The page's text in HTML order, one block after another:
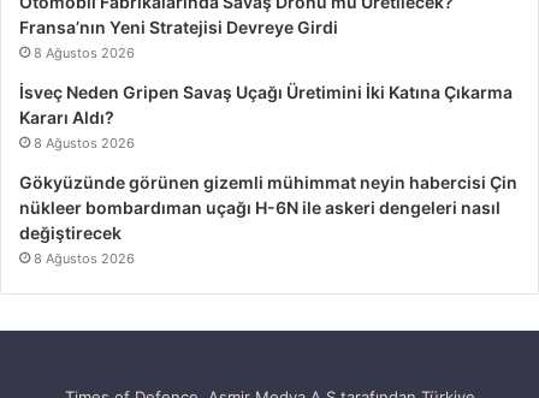
Fransa’nın Yeni Stratejisi Devreye Girdi
8 Ağustos 2026
İsveç Neden Gripen Savaş Uçağı Üretimini İki Katına Çıkarma
Kararı Aldı?
8 Ağustos 2026
Gökyüzünde görünen gizemli mühimmat neyin habercisi Çin
nükleer bombardıman uçağı H-6N ile askeri dengeleri nasıl
değiştirecek
8 Ağustos 2026